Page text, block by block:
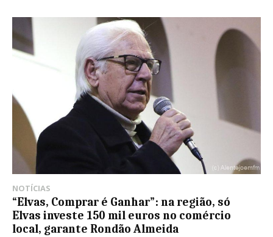
NOTÍCIAS
“Elvas, Comprar é Ganhar”: na região, só
Elvas investe 150 mil euros no comércio
local, garante Rondão Almeida